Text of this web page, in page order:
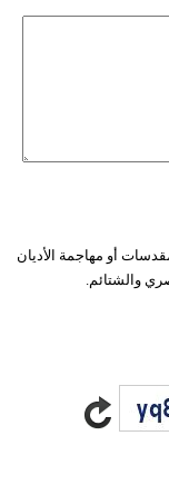
أو مهاجمة الأديان
والشتائم.